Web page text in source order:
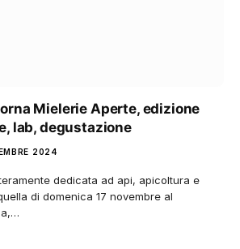
Mielerie Aperte, edizione
lab, degustazione
2024
dedicata ad api, apicoltura e
di domenica 17 novembre al